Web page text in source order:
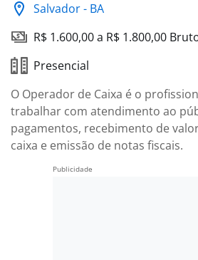
Salvador - BA
R$ 1.600,00 a R$ 1.800,00
Presencial
O Operador de Caixa é o
trabalhar com atendimento ao
pagamentos, recebimento de
caixa e emissão de notas fiscais.